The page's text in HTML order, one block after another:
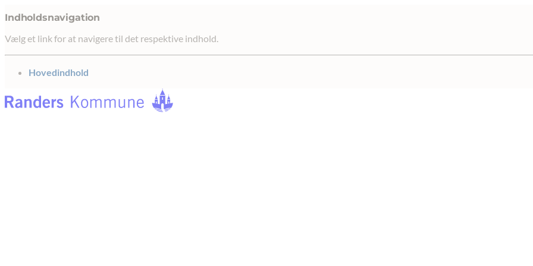
Indholdsnavigation
Vælg et link for at navigere til det respektive indhold.
gå til
Hovedindhold